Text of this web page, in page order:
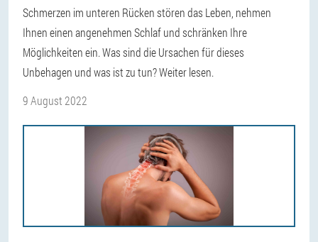
Schmerzen im unteren Rücken stören das Leben, nehmen
Ihnen einen angenehmen Schlaf und schränken Ihre
Möglichkeiten ein. Was sind die Ursachen für dieses
Unbehagen und was ist zu tun? Weiter lesen.
9 August 2022